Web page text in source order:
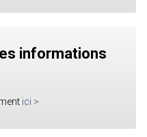
informations
ici >